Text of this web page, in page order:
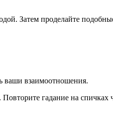
Затем проделайте
ваши взаимоотношения.
гадание на спичках